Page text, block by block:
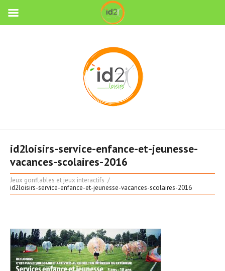
id2loisirs-service-enfance-et-jeunesse-
vacances-scolaires-2016
Jeux gonflables et jeux interactifs
id2loisirs-service-enfance-et-jeunesse-vacances-scolaires-2016